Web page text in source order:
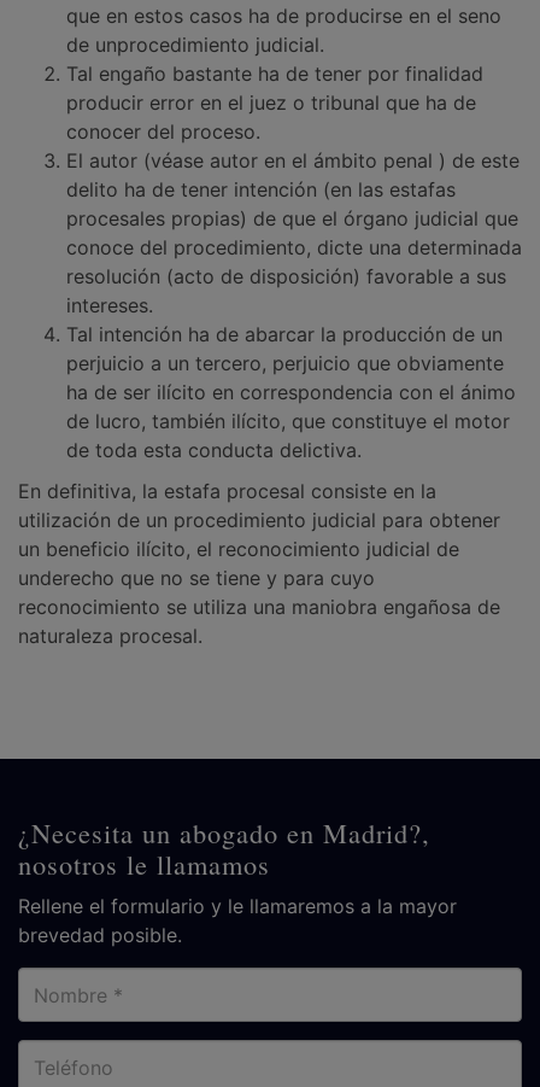
que en estos casos ha de producirse en el seno
de unprocedimiento judicial.
Tal engaño bastante ha de tener por finalidad
producir error en el juez o tribunal que ha de
conocer del proceso.
El autor (véase autor en el ámbito penal ) de este
delito ha de tener intención (en las estafas
procesales propias) de que el órgano judicial que
conoce del procedimiento, dicte una determinada
resolución (acto de disposición) favorable a sus
intereses.
Tal intención ha de abarcar la producción de un
perjuicio a un tercero, perjuicio que obviamente
ha de ser ilícito en correspondencia con el ánimo
de lucro, también ilícito, que constituye el motor
de toda esta conducta delictiva.
En definitiva, la estafa procesal consiste en la
utilización de un procedimiento judicial para obtener
un beneficio ilícito, el reconocimiento judicial de
underecho que no se tiene y para cuyo
reconocimiento se utiliza una maniobra engañosa de
naturaleza procesal.
¿Necesita un abogado en Madrid?,
nosotros le llamamos
Rellene el formulario y le llamaremos a la mayor
brevedad posible.